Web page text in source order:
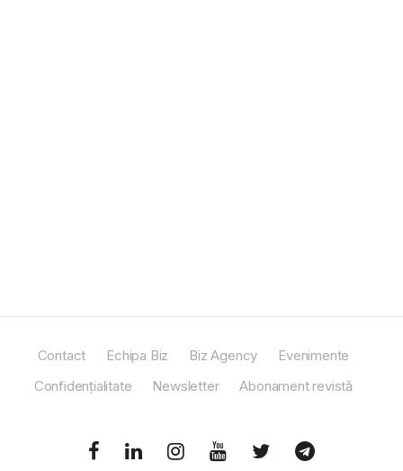
Contact Echipa Biz Biz Agency
Evenimente
Confidențialitate
Newsletter Abonament revistă